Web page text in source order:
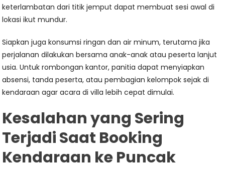
keterlambatan dari titik jemput dapat membuat sesi awal di
lokasi ikut mundur.
Siapkan juga konsumsi ringan dan air minum, terutama jika
perjalanan dilakukan bersama anak-anak atau peserta lanjut
usia. Untuk rombongan kantor, panitia dapat menyiapkan
absensi, tanda peserta, atau pembagian kelompok sejak di
kendaraan agar acara di villa lebih cepat dimulai.
Kesalahan yang Sering
Terjadi Saat Booking
Kendaraan ke Puncak